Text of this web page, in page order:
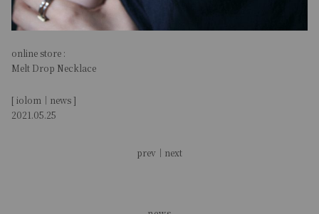
online store :
Melt Drop Necklace
[ iolom｜news ]
2021.05.25
prev ｜ next